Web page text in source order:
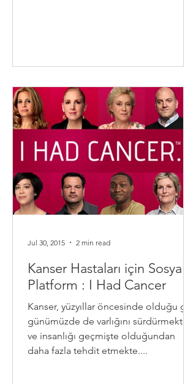
Kanser Hastaları için Sosyal
Platform : I Had Cancer
Kanser, yüzyıllar öncesinde olduğu gibi
günümüzde de varlığını sürdürmekte
ve insanlığı geçmişte olduğundan
daha fazla tehdit etmekte....
Jul 30, 2015 2 min read